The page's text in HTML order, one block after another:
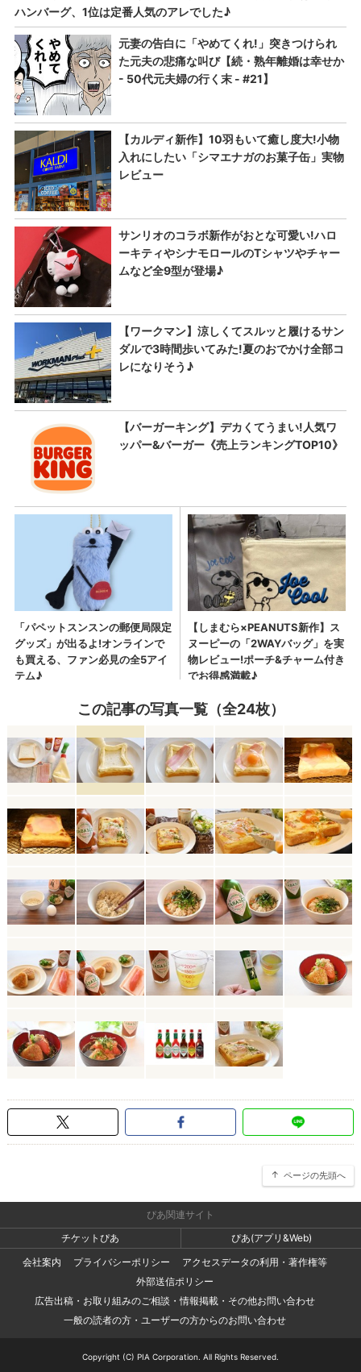
この記事の写真一覧（全24枚）
ページの先頭へ
ぴあ関連サイト
チケットぴあ
ぴあ(アプリ&Web)
会社案内
プライバシーポリシー
アクセスデータの利用・著作権等
外部送信ポリシー
広告出稿・お取り組みのご相談・情報掲載・その他お問い合わせ
一般の読者の方・ユーザーの方からのお問い合わせ
Copyright (C) PIA Corporation. All Rights Reserved.